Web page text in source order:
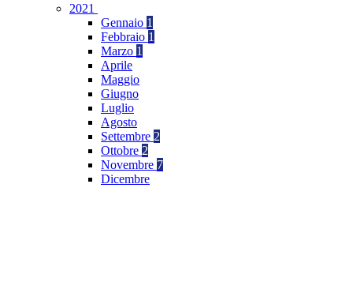
2021
Gennaio 1
Febbraio 1
Marzo 1
Aprile
Maggio
Giugno
Luglio
Agosto
Settembre 2
Ottobre 2
Novembre 7
Dicembre